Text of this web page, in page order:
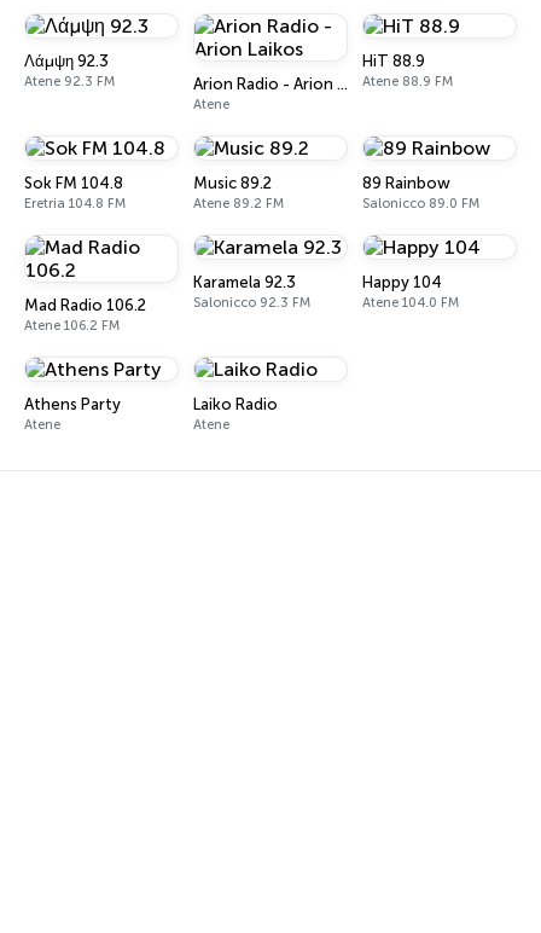
Λάμψη 92.3
Atene 92.3 FM Arion Radio - Arion Laikos
Atene
HiT 88.9
Atene 88.9 FM
Sok FM 104.8
Eretria 104.8 FM
Music 89.2
Atene 89.2 FM
89 Rainbow
Salonicco 89.0 FM
Mad Radio 106.2
Atene 106.2 FM
Karamela 92.3
Salonicco 92.3 FM
Happy 104
Atene 104.0 FM
Athens Party
Atene
Laiko Radio
Atene